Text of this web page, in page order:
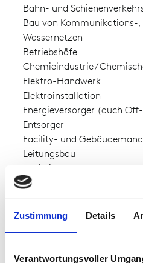
Zustimmung Details
Verantwortungsvoller
Bahn- und
Bau von Kommunikations-
Wassernetzen
Betriebshöfe
Chemieindustrie /
Elektro-Handwerk
Elektroinstallation
Energieversorger (auch
Entsorger
Facility- und
Leitungsbau
Logistikzentren
Netztechnik
Petro-Chemie
Schaltanlagenbau
Straßenbau